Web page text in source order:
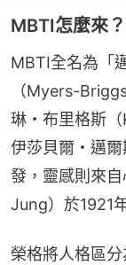
MBTI怎麼來
MBTI全名為「
（Myers-
琳・布里格斯
伊莎貝爾・邁
發，靈感則來
Jung）於1921
榮格將人格區